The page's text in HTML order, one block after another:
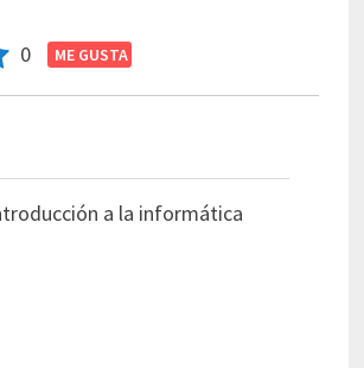
0
a la informática